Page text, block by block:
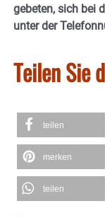
gebeten, sich bei
unter der
Teilen Sie
teilen
merken
teilen